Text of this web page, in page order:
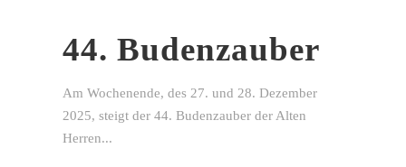
44. Budenzauber
Am Wochenende, des 27. und 28. Dezember
2025, steigt der 44. Budenzauber der Alten
Herren...